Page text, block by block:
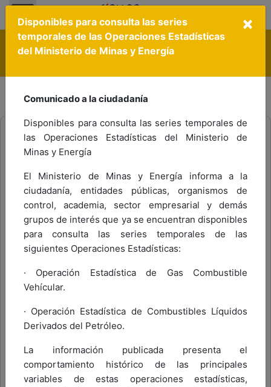
Nota:
este
sitio
web
un
sistema
accesibilidad.
El Estado no tiene porqué ser aburrido ¡conoce a gov.co!
Política de Tratamiento de Datos Personales Contáctenos
Está aquí: Inicio Novedades NOVEDADES
Cordial saludo,
Se adjunta comunicación para las EDS que
por falta de cumplimiento en los requisitos
BLOQUEO TEMPORAL y los cuales no
tendrán combustible el día
2026.
La comunicación incluye las EDS por
departamento a quienes se les invita a
subsanar el motivo que originó su
suspensión
Disponibles para consulta las series
temporales de las Operaciones Estadísticas
del Ministerio de Minas y Energía
×
Comunicado a la ciudadanía
Disponibles para consulta las series temporales de
las Operaciones Estadísticas del Ministerio de
Minas y Energía
El Ministerio de Minas y Energía informa a la
ciudadanía, entidades públicas, organismos de
control, academia, sector empresarial y demás
grupos de interés que ya se encuentran disponibles
para consulta las series temporales de las
siguientes Operaciones Estadísticas:
· Operación Estadística de Gas Combustible
Vehícular.
· Operación Estadística de Combustibles Líquidos
Derivados del Petróleo.
La información publicada presenta el
comportamiento histórico de las principales
variables de estas operaciones estadísticas,